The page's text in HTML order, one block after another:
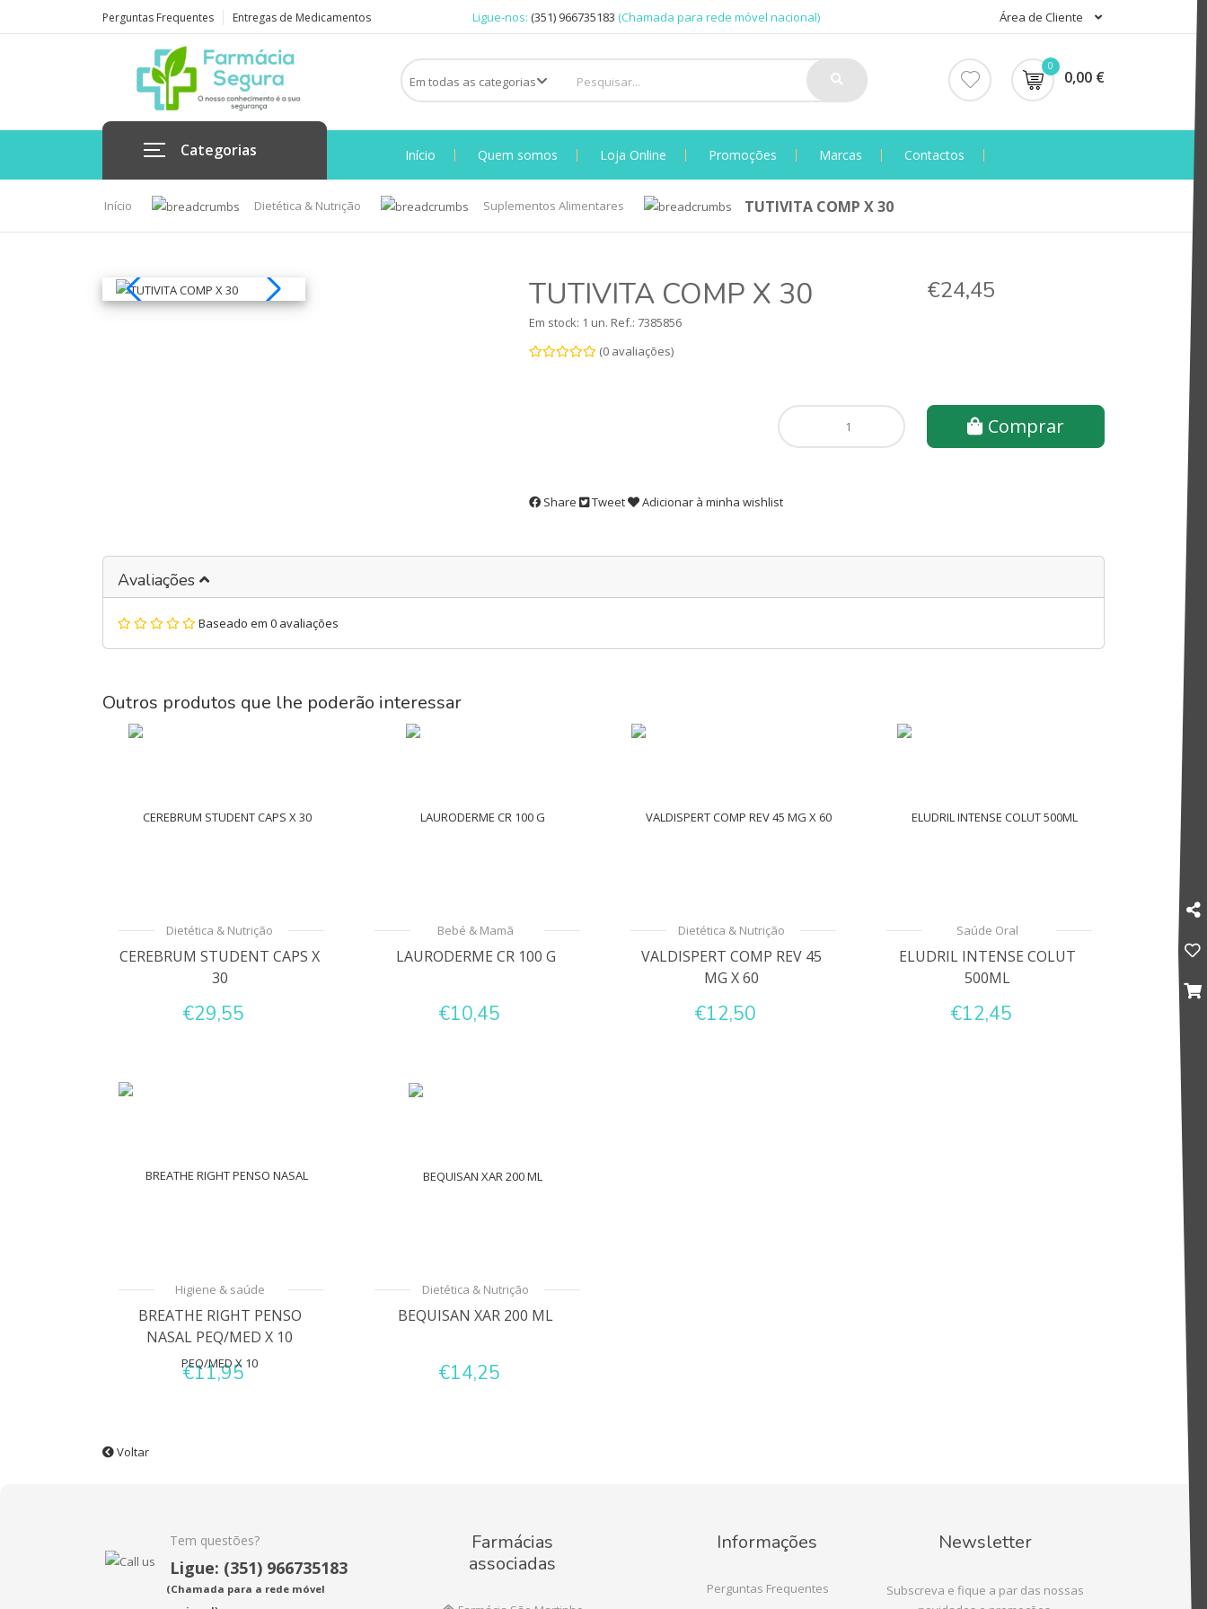
Perguntas Frequentes Entregas de Medicamentos Ligue-nos: (351) 966735183 (Chamada para rede móvel nacional) Área de Cliente
0
0,00 €
Categorias Início Quem somos Loja Online Promoções Marcas Contactos
Início Dietética & Nutrição Suplementos Alimentares TUTIVITA COMP X 30
TUTIVITA COMP X 30 €24,45
Em stock: 1 un. Ref.: 7385856
(0 avaliações)
Comprar
Share Tweet Adicionar à minha wishlist
Avaliações
Baseado em 0 avaliações
Outros produtos que lhe poderão interessar
Dietética & Nutrição
CEREBRUM STUDENT CAPS X
30
€29,55
Bebé & Mamã
LAURODERME CR 100 G
€10,45
Dietética & Nutrição
VALDISPERT COMP REV 45
MG X 60
€12,50
Saúde Oral
ELUDRIL INTENSE COLUT
500ML
€12,45
Higiene & saúde
BREATHE RIGHT PENSO
NASAL PEQ/MED X 10
€11,95
Dietética & Nutrição
BEQUISAN XAR 200 ML
€14,25
Voltar
Tem questões?
Ligue: (351) 966735183
(Chamada para a rede móvel
Farmácias
associadas
Informações
Perguntas Frequentes
Newsletter
Subscreva e fique a par das nossas